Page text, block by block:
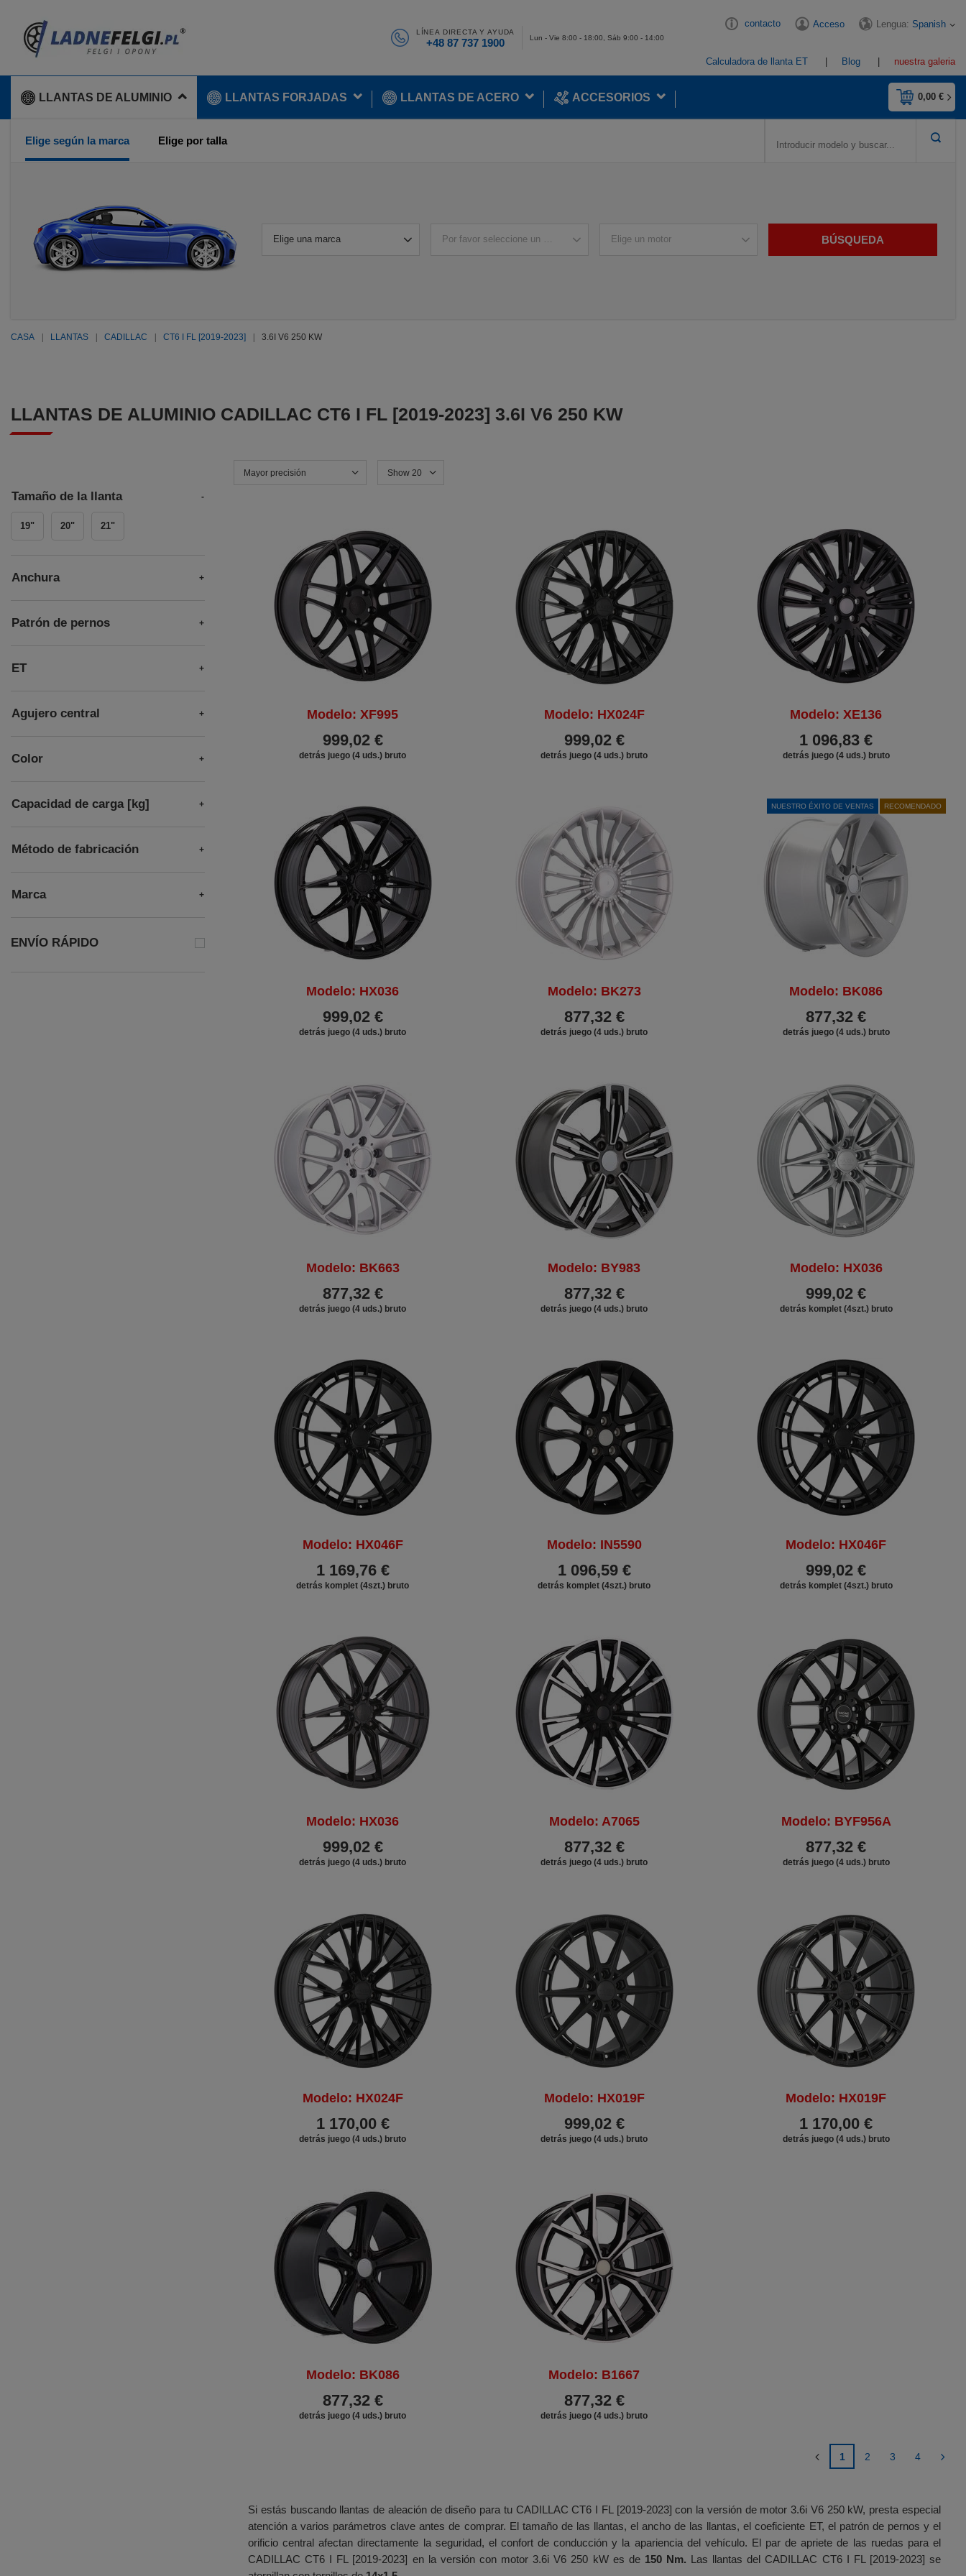
LÍNEA DIRECTA Y AYUDA
+48 87 737 1900 Lun - Vie 8:00 - 18:00, Sáb 9:00 - 14:00
contacto Acceso Lengua: Spanish
Calculadora de llanta ET Blog nuestra galeria
0,00 €
LLANTAS DE ALUMINIO LLANTAS FORJADAS LLANTAS DE ACERO ACCESORIOS
Elige según la marca Elige por talla
Elige una marca Por favor seleccione un modelo Elige un motor BÚSQUEDA
CASA LLANTAS CADILLAC CT6 I FL [2019-2023] 3.6I V6 250 KW
LLANTAS DE ALUMINIO CADILLAC CT6 I FL [2019-2023] 3.6I V6 250 KW
Tamaño de la llanta
19" 20" 21"
Anchura
Patrón de pernos
ET
Agujero central
Color
Capacidad de carga [kg]
Método de fabricación
Marca
ENVÍO RÁPIDO
Mayor precisión Show 20
Modelo: XF995
999,02 €
detrás juego (4 uds.) bruto
Modelo: HX024F
999,02 €
detrás juego (4 uds.) bruto
Modelo: XE136
1 096,83 €
detrás juego (4 uds.) bruto
Modelo: HX036
999,02 €
detrás juego (4 uds.) bruto
Modelo: BK273
877,32 €
detrás juego (4 uds.) bruto
NUESTRO ÉXITO DE VENTAS RECOMENDADO
Modelo: BK086
877,32 €
detrás juego (4 uds.) bruto
Modelo: BK663
877,32 €
detrás juego (4 uds.) bruto
Modelo: BY983
877,32 €
detrás juego (4 uds.) bruto
Modelo: HX036
999,02 €
detrás komplet (4szt.) bruto
Modelo: HX046F
1 169,76 €
detrás komplet (4szt.) bruto
Modelo: IN5590
1 096,59 €
detrás komplet (4szt.) bruto
Modelo: HX046F
999,02 €
detrás komplet (4szt.) bruto
Modelo: HX036
999,02 €
detrás juego (4 uds.) bruto
Modelo: A7065
877,32 €
detrás juego (4 uds.) bruto
Modelo: BYF956A
877,32 €
detrás juego (4 uds.) bruto
Modelo: HX024F
1 170,00 €
detrás juego (4 uds.) bruto
Modelo: HX019F
999,02 €
detrás juego (4 uds.) bruto
Modelo: HX019F
1 170,00 €
detrás juego (4 uds.) bruto
Modelo: BK086
877,32 €
detrás juego (4 uds.) bruto
Modelo: B1667
877,32 €
detrás juego (4 uds.) bruto
1 2 3 4
Si estás buscando llantas de aleación de diseño para tu CADILLAC CT6 I FL [2019-2023] con la versión de motor 3.6i V6 250 kW, presta especial
atención a varios parámetros clave antes de comprar. El tamaño de las llantas, el ancho de las llantas, el coeficiente ET, el patrón de pernos y el
orificio central afectan directamente la seguridad, el confort de conducción y la apariencia del vehículo. El par de apriete de las ruedas para el
CADILLAC CT6 I FL [2019-2023] en la versión con motor 3.6i V6 250 kW es de 150 Nm. Las llantas del CADILLAC CT6 I FL [2019-2023] se